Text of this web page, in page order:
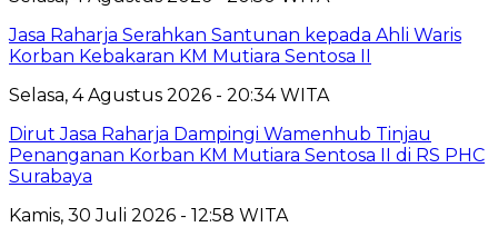
Jasa Raharja Serahkan Santunan kepada Ahli Waris
Korban Kebakaran KM Mutiara Sentosa II
Selasa, 4 Agustus 2026 - 20:34 WITA
Dirut Jasa Raharja Dampingi Wamenhub Tinjau
Penanganan Korban KM Mutiara Sentosa II di RS PHC
Surabaya
Kamis, 30 Juli 2026 - 12:58 WITA